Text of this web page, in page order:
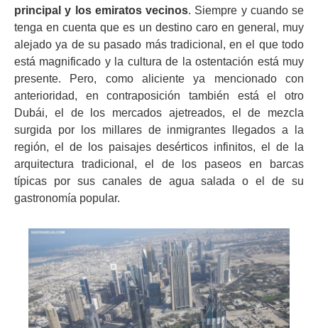
principal y los emiratos vecinos. Siempre y cuando se
tenga en cuenta que es un destino caro en general, muy
alejado ya de su pasado más tradicional, en el que todo
está magnificado y la cultura de la ostentación está muy
presente. Pero, como aliciente ya mencionado con
anterioridad, en contraposición también está el otro
Dubái, el de los mercados ajetreados, el de mezcla
surgida por los millares de inmigrantes llegados a la
región, el de los paisajes desérticos infinitos, el de la
arquitectura tradicional, el de los paseos en barcas
típicas por sus canales de agua salada o el de su
gastronomía popular.